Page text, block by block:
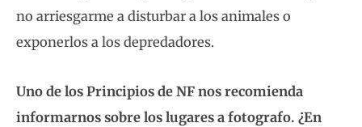
no arriesgarme a disturbar a los animales o
exponerlos a los depredadores.
Uno de los Principios de NF nos recomienda
informarnos sobre los lugares a fotografo. ¿En